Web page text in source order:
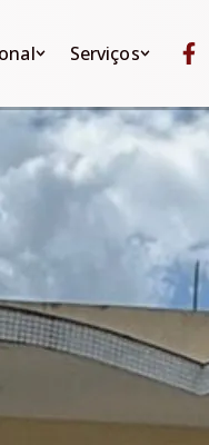
Serviços
Anuncie seu
Encomende
Avaliamos seu
Encomende seu imóvel
Avaliamos seu imóvel